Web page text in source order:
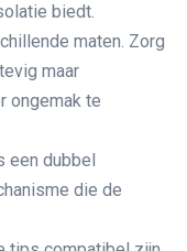
biedt.
maten. Zorg
maar
ongemak te
een dubbel
die de